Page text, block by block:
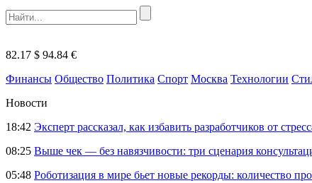
82.17 $ 94.84 €
Финансы Общество Политика Спорт Москва Технологии
Новости
18:42 Эксперт рассказал, как избавить разработчиков от
08:25 Выше чек — без навязчивости: три сценария
05:48 Роботизация в мире бьет новые рекорды: количество